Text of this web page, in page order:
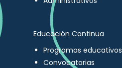
Educación Continua
Programas educativos
Convocatorias